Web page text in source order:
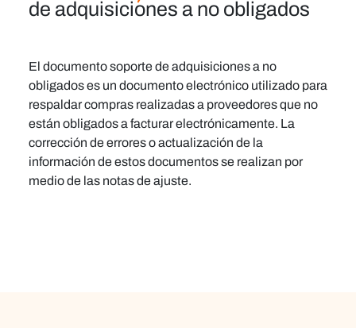
de adquisiciones a no obligados
El documento soporte de adquisiciones a no
obligados es un documento electrónico utilizado para
respaldar compras realizadas a proveedores que no
están obligados a facturar electrónicamente. La
corrección de errores o actualización de la
información de estos documentos se realizan por
medio de las notas de ajuste.